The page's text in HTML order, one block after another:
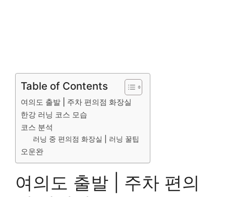
Table of Contents
여의도 출발 | 주차 편의점 화장실
한강 러닝 코스 모습
코스 분석
러닝 중 편의점 화장실 | 러닝 꿀팁
오운완
여의도 출발 | 주차 편의